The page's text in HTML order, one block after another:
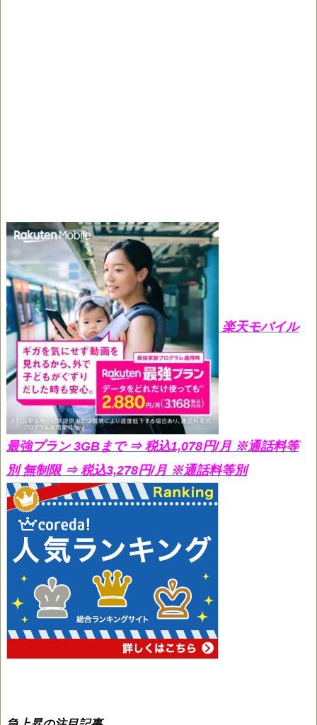
楽天モバイル
最強プラン 3GBまで ⇒ 税込1,078円/月 ※通話料等
別 無制限 ⇒ 税込3,278円/月 ※通話料等別